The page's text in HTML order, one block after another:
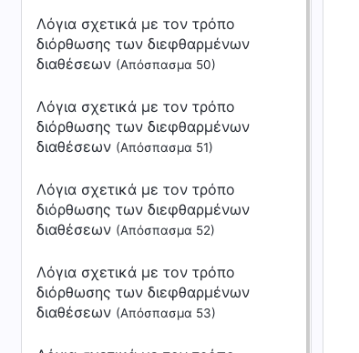
Λόγια σχετικά με τον τρόπο
διόρθωσης των διεφθαρμένων
διαθέσεων (Απόσπασμα 50)
Λόγια σχετικά με τον τρόπο
διόρθωσης των διεφθαρμένων
διαθέσεων (Απόσπασμα 51)
Λόγια σχετικά με τον τρόπο
διόρθωσης των διεφθαρμένων
διαθέσεων (Απόσπασμα 52)
Λόγια σχετικά με τον τρόπο
διόρθωσης των διεφθαρμένων
διαθέσεων (Απόσπασμα 53)